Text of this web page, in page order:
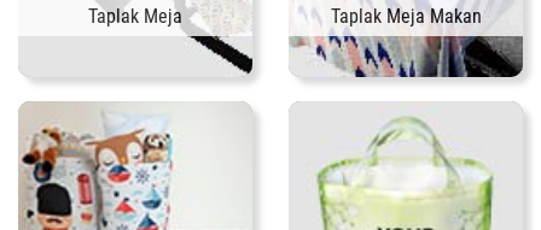
Taplak Meja Taplak Meja Makan